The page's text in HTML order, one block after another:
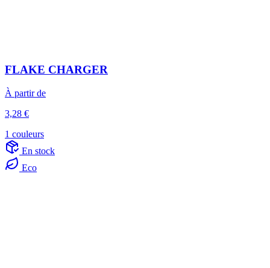
FLAKE CHARGER
À partir de
3,28 €
1 couleurs
En stock
Eco